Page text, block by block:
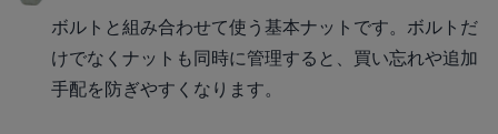
ボルトと組み合わせて使う基本ナットです。ボルトだ
けでなくナットも同時に管理すると、買い忘れや追加
手配を防ぎやすくなります。